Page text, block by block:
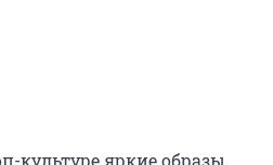
культуре яркие образы,